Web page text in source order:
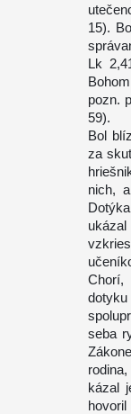
15).
Lk
pozn.
59).
Bol
za
nich,
Chorí,
seba
kázal